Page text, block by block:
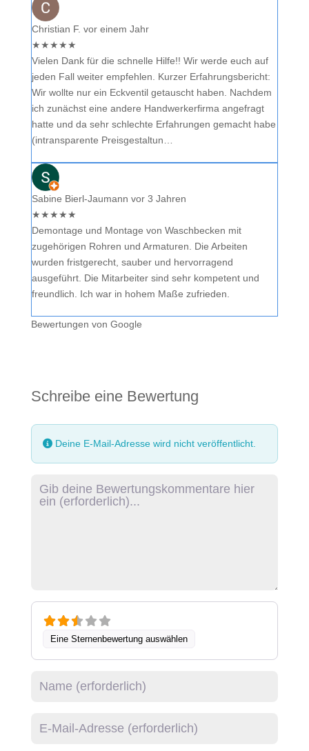
Christian F. vor einem Jahr
★★★★★
Vielen Dank für die schnelle Hilfe!! Wir werde euch auf
jeden Fall weiter empfehlen. Kurzer Erfahrungsbericht:
Wir wollte nur ein Eckventil getauscht haben. Nachdem
ich zunächst eine andere Handwerkerfirma angefragt
hatte und da sehr schlechte Erfahrungen gemacht habe
(intransparente Preisgestaltun…
Sabine Bierl-Jaumann vor 3 Jahren
★★★★★
Demontage und Montage von Waschbecken mit
zugehörigen Rohren und Armaturen. Die Arbeiten
wurden fristgerecht, sauber und hervorragend
ausgeführt. Die Mitarbeiter sind sehr kompetent und
freundlich. Ich war in hohem Maße zufrieden.
Bewertungen von Google
Schreibe eine Bewertung
Deine E-Mail-Adresse wird nicht veröffentlicht.
Rezensionstext
Eine Sternenbewertung auswählen